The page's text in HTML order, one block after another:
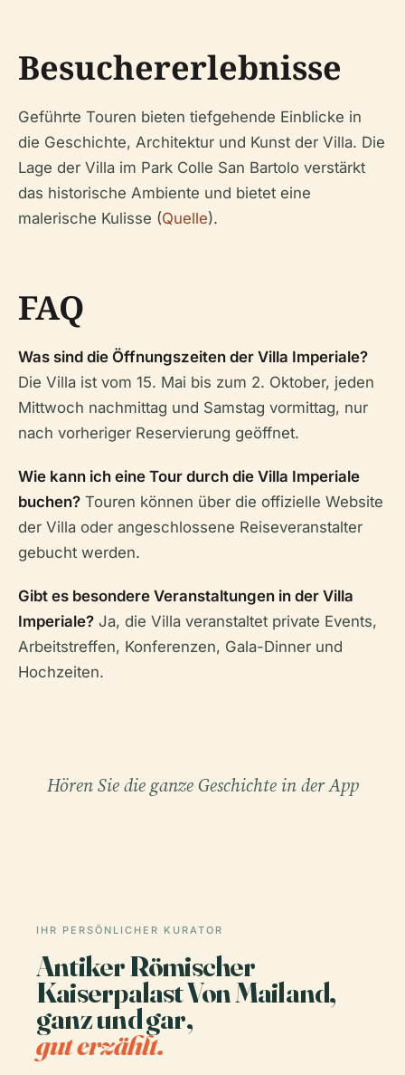
Besuchererlebnisse
Geführte Touren bieten tiefgehende Einblicke in
die Geschichte, Architektur und Kunst der Villa. Die
Lage der Villa im Park Colle San Bartolo verstärkt
das historische Ambiente und bietet eine
malerische Kulisse (Quelle).
FAQ
Was sind die Öffnungszeiten der Villa Imperiale?
Die Villa ist vom 15. Mai bis zum 2. Oktober, jeden
Mittwoch nachmittag und Samstag vormittag, nur
nach vorheriger Reservierung geöffnet.
Wie kann ich eine Tour durch die Villa Imperiale
buchen? Touren können über die offizielle Website
der Villa oder angeschlossene Reiseveranstalter
gebucht werden.
Gibt es besondere Veranstaltungen in der Villa
Imperiale? Ja, die Villa veranstaltet private Events,
Arbeitstreffen, Konferenzen, Gala-Dinner und
Hochzeiten.
Hören Sie die ganze Geschichte in der App
IHR PERSÖNLICHER KURATOR
Antiker Römischer
Kaiserpalast Von Mailand,
ganz und gar,
gut erzählt.